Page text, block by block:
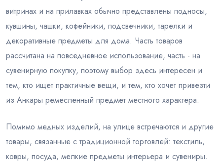
витринах и на прилавках обычно представлены подносы,
кувшины, чашки, кофейники, подсвечники, тарелки и
декоративные предметы для дома. Часть товаров
рассчитана на повседневное использование, часть - на
сувенирную покупку, поэтому выбор здесь интересен и
тем, кто ищет практичные вещи, и тем, кто хочет привезти
из Анкары ремесленный предмет местного характера.
Помимо медных изделий, на улице встречаются и другие
товары, связанные с традиционной торговлей: текстиль,
ковры, посуда, мелкие предметы интерьера и сувениры.